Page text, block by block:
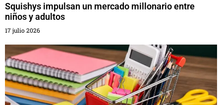
Squishys impulsan un mercado millonario entre
niños y adultos
17 julio 2026